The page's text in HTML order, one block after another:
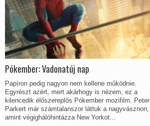
Pókember: Vadonatúj nap
Papíron pedig nagyon nem kellene működnie.
Egyrészt azért, mert akárhogy is nézem, ez a
kilencedik élőszereplős Pókember mozifilm. Peter
Parkert már számtalanszor láttuk a nagyvásznon,
amint végighálóhintázza New Yorkot...